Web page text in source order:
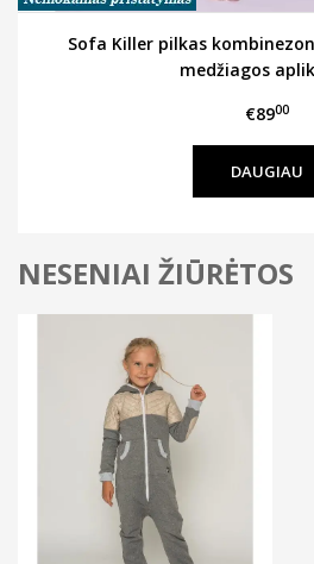
Sofa Killer pilkas
medžiagos
€8900
DAUGIAU
NESENIAI ŽIŪRĖTOS